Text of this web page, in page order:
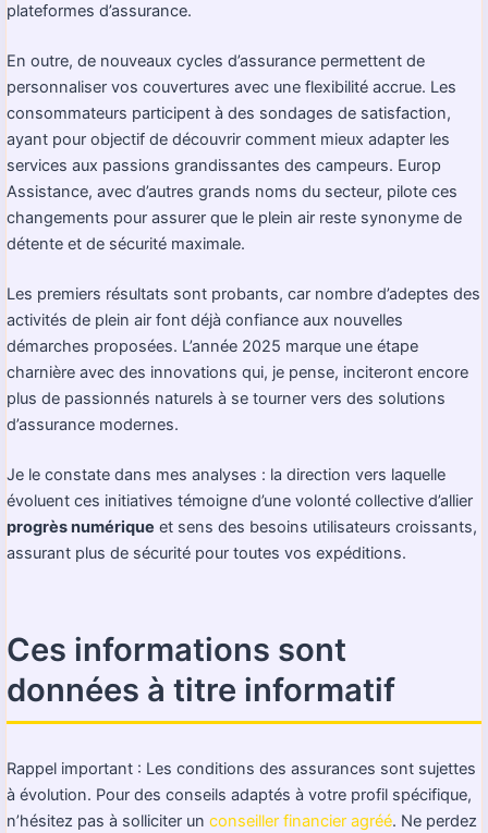
plateformes d’assurance.
En outre, de nouveaux cycles d’assurance permettent de
personnaliser vos couvertures avec une flexibilité accrue. Les
consommateurs participent à des sondages de satisfaction,
ayant pour objectif de découvrir comment mieux adapter les
services aux passions grandissantes des campeurs. Europ
Assistance, avec d’autres grands noms du secteur, pilote ces
changements pour assurer que le plein air reste synonyme de
détente et de sécurité maximale.
Les premiers résultats sont probants, car nombre d’adeptes des
activités de plein air font déjà confiance aux nouvelles
démarches proposées. L’année 2025 marque une étape
charnière avec des innovations qui, je pense, inciteront encore
plus de passionnés naturels à se tourner vers des solutions
d’assurance modernes.
Je le constate dans mes analyses : la direction vers laquelle
évoluent ces initiatives témoigne d’une volonté collective d’allier
progrès numérique et sens des besoins utilisateurs croissants,
assurant plus de sécurité pour toutes vos expéditions.
Ces informations sont
données à titre informatif
Rappel important : Les conditions des assurances sont sujettes
à évolution. Pour des conseils adaptés à votre profil spécifique,
n’hésitez pas à solliciter un conseiller financier agréé. Ne perdez